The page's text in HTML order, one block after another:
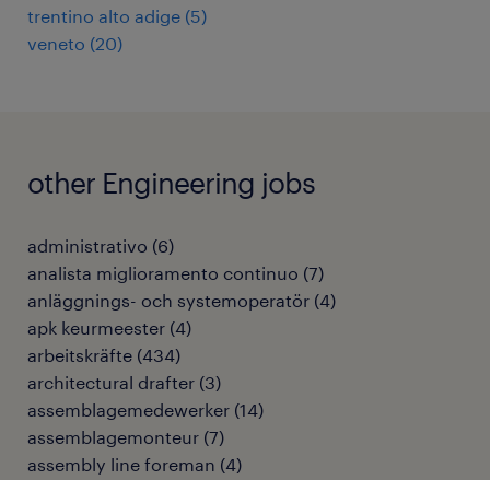
trentino alto adige (5)
veneto (20)
other Engineering jobs
administrativo (6)
analista miglioramento continuo (7)
anläggnings- och systemoperatör (4)
apk keurmeester (4)
arbeitskräfte (434)
architectural drafter (3)
assemblagemedewerker (14)
assemblagemonteur (7)
assembly line foreman (4)